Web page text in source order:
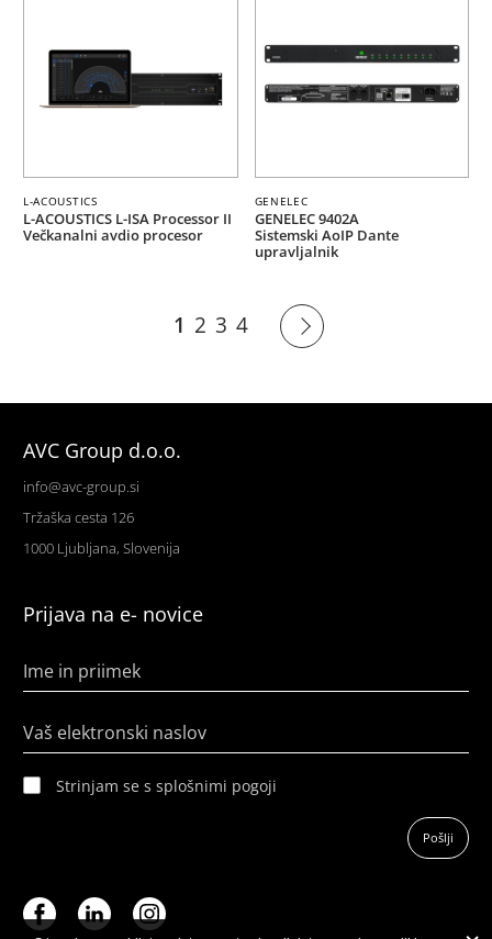
L-ACOUSTICS
L-ACOUSTICS L-ISA Processor II
Večkanalni avdio procesor
GENELEC
GENELEC 9402A
Sistemski AoIP Dante
upravljalnik
1 2 3 4
AVC Group d.o.o.
info@avc-group.si
Tržaška cesta 126
1000 Ljubljana, Slovenija
Prijava na e- novice
Ime in priimek
Vaš elektronski naslov
Strinjam se s splošnimi pogoji
Pošlji